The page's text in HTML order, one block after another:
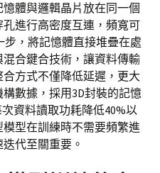
體與邏輯晶片放在同一個
進行高密度互連，頻寬可
，將記憶體直接堆疊在處
合鍵合技術，讓資料傳輸
方式不僅降低延遲，更大
數據，採用3D封裝的記憶
資料讀取功耗降低40%以
型在訓練時不需要頻繁進
代至關重要。